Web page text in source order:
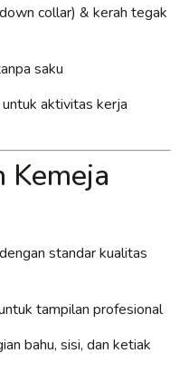
collar) & kerah tegak
saku
aktivitas kerja
Kemeja
standar kualitas
tampilan profesional
bahu, sisi, dan ketiak